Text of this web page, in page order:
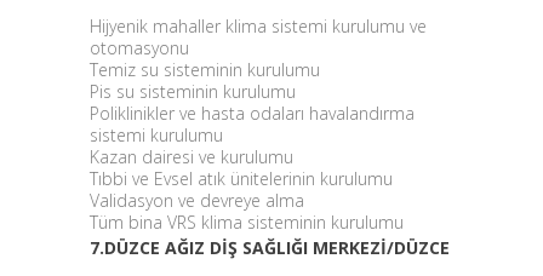
Hijyenik mahaller klima sistemi kurulumu ve
otomasyonu
Temiz su sisteminin kurulumu
Pis su sisteminin kurulumu
Poliklinikler ve hasta odaları havalandırma
sistemi kurulumu
Kazan dairesi ve kurulumu
Tıbbi ve Evsel atık ünitelerinin kurulumu
Validasyon ve devreye alma
Tüm bina VRS klima sisteminin kurulumu
7.DÜZCE AĞIZ DİŞ SAĞLIĞI MERKEZİ/DÜZCE